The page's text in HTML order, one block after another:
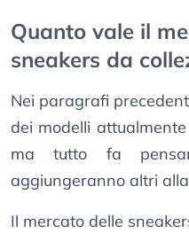
Quanto vale il
sneakers da
Nei paragrafi
dei modelli
ma tutto fa
aggiungeranno altri
Il mercato delle